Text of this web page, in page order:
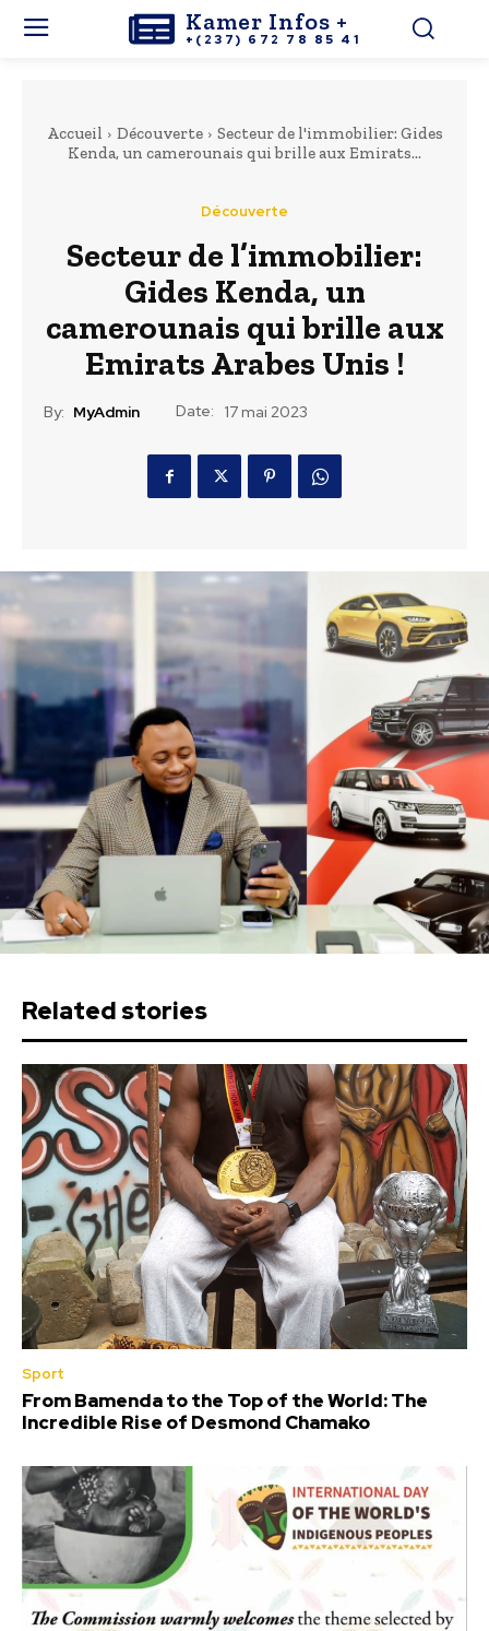
Kamer Infos +
+(237) 672 78 85 41
Accueil Découverte
Secteur de l'immobilier: Gides
Kenda, un camerounais qui brille aux Emirats...
Découverte
Secteur de l’immobilier:
Gides Kenda, un
camerounais qui brille aux
Emirats Arabes Unis !
By: MyAdmin Date: 17 mai 2023
Related stories
Sport
From Bamenda to the Top of the World: The
Incredible Rise of Desmond Chamako